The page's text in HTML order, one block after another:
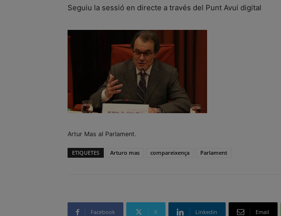
Seguiu la sessió en directe a través del Punt Avui digital
Artur Mas al Parlament.
ETIQUETES Arturo mas compareixença Parlament
Facebook X Linkedin Email